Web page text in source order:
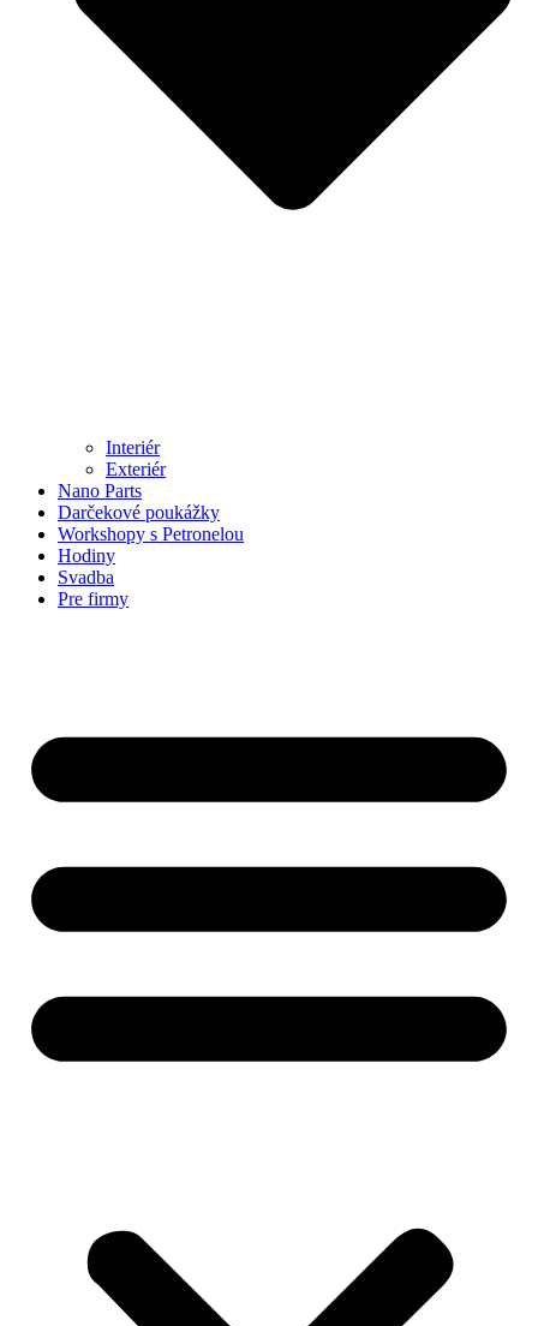
Interiér
Exteriér
Nano Parts
Darčekové poukážky
Workshopy s Petronelou
Hodiny
Svadba
Pre firmy